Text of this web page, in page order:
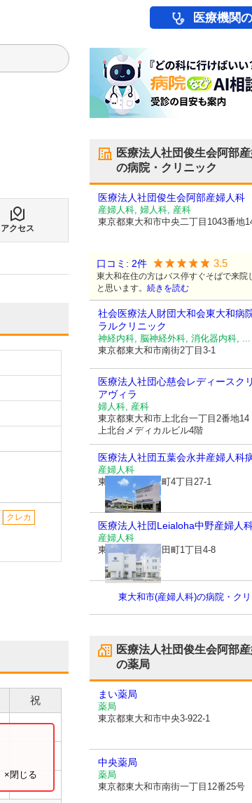
医療機関
アクセス
クレカ
祝
×閉じる
医療法人社団俊生会阿部
の病院・クリニック
医療法人社団俊生会阿部産婦人科
産婦人科, 婦人科, 産科
東京都東大和市中央二丁目1043番地
口コミ: 2件 3.5
東大和在住の方はバス停すぐそばで来院
と思います。 続きを読む
社会医療法人財団大和会東大和病
ラルクリニック
神経内科, 脳神経外科, 消化器内科, ...
東京都東大和市南街2丁目3-1
医療法人社団心慈会レディースク
アヴィラ
婦人科, 産科
東京都東大和市上北台一丁目2番地14
上北台メディカルビル4階
医療法人社団五葉会永井産婦人科
産婦人科
東京都立川市幸町4丁目27-1
医療法人社団Leialoha中野産婦人
産婦人科
東京都小平市
津田町1丁目4-8
東大和市(産婦人科)の病院・ク
医療法人社団俊生会阿部
の薬局
まい薬局
薬局
東京都東大和市中央3-922-1
中央薬局
薬局
東京都東大和市南街一丁目12番25号